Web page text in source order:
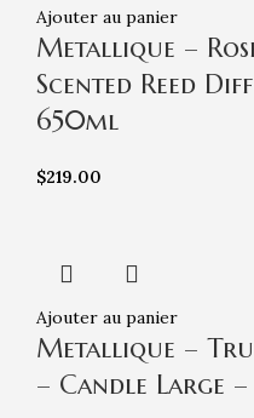
Ajouter au panier
Metallique –
Scented Reed
650ml
$219.00
Ajouter au panier
Metallique –
– Candle Large